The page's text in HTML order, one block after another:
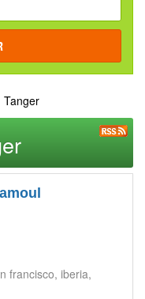
Tanger
francisco, iberia,